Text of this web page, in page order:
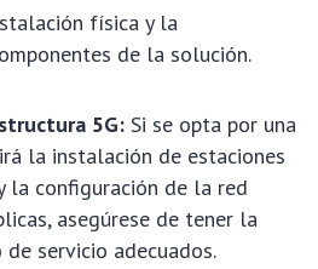
física y la
de la solución.
5G: Si se opta por una
la instalación de estaciones
la configuración de la red
asegúrese de tener la
servicio adecuados.